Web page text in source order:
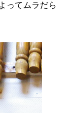
ってムラだら